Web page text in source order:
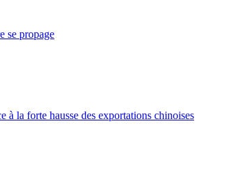
se propage
à la forte hausse des exportations chinoises